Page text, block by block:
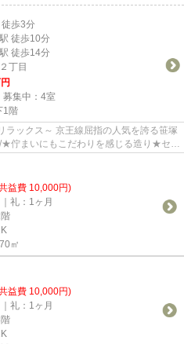
徒歩3分
駅 徒歩10分
駅 徒歩14分
２丁目
集中： 4室
1階
ックス～ 京王線屈指の人気を誇る笹塚
佇まいにもこだわりを感じる造り★セキ
益費 10,000円)
礼：1ヶ月
㎡
益費 10,000円)
礼：1ヶ月